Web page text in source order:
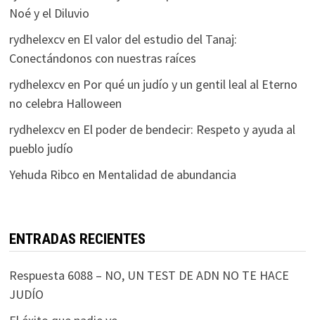
Noé y el Diluvio
rydhelexcven El valor del estudio del Tanaj:
Conectándonos con nuestras raíces
rydhelexcven Por qué un judío y un gentil leal al Eterno
no celebra Halloween
rydhelexcven El poder de bendecir: Respeto y ayuda al
pueblo judío
Yehuda Ribco en Mentalidad de abundancia
ENTRADAS RECIENTES
Respuesta 6088 – NO, UN TEST DE ADN NO TE HACE
JUDÍO